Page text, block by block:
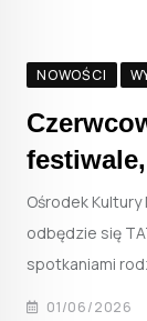
NOWOŚCI
Ośrodek
odbędzie się
spotkaniami
01/06/2026